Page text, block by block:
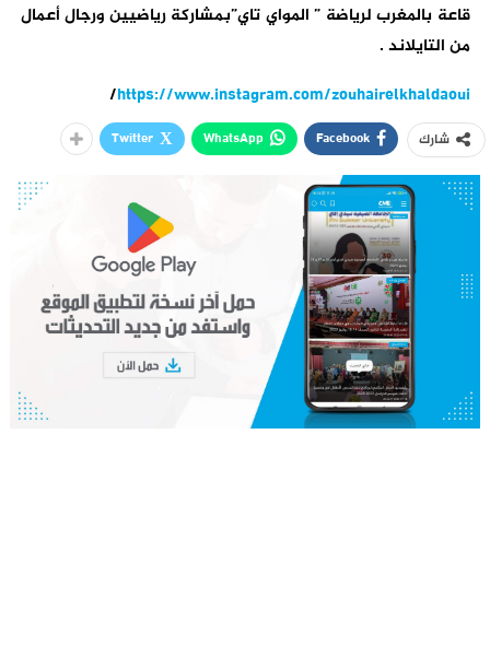
قاعة بالمغرب لرياضة ” المواي تاي”بمشاركة رياضيين ورجال أعمال
من التايلاند .
https://www.instagram.com/zouhairelkhaldaoui
/
شارك Facebook
WhatsApp
Twitter